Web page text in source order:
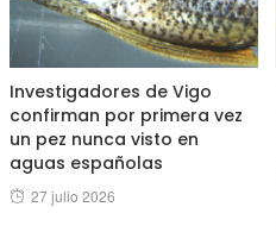
Investigadores de Vigo
confirman por primera vez
un pez nunca visto en
aguas españolas
Posted
27 julio 2026